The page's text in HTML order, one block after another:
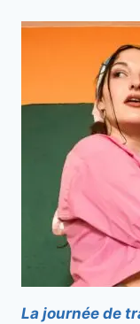
La journée de